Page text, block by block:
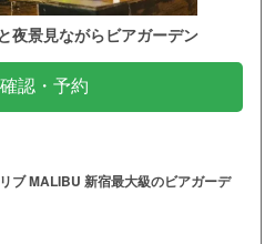
夜景見ながらビアガーデン
認・予約
ブ MALIBU 新宿最大級のビアガーデ